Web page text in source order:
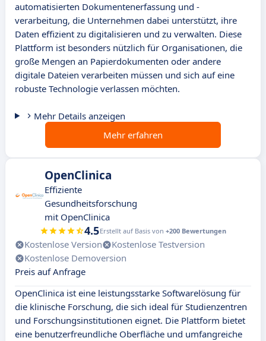
automatisierten Dokumentenerfassung und -
verarbeitung, die Unternehmen dabei unterstützt, ihre
Daten effizient zu digitalisieren und zu verwalten. Diese
Plattform ist besonders nützlich für Organisationen, die
große Mengen an Papierdokumenten oder andere
digitale Dateien verarbeiten müssen und sich auf eine
robuste Technologie verlassen möchten.
Mehr Details anzeigen
Mehr erfahren
OpenClinica
Effiziente
Gesundheitsforschung
mit OpenClinica
4.5Erstellt auf Basis von +200 Bewertungen
Kostenlose Version
Kostenlose Testversion
Kostenlose Demoversion
Preis auf Anfrage
OpenClinica ist eine leistungsstarke Softwarelösung für
die klinische Forschung, die sich ideal für Studienzentren
und Forschungsinstitutionen eignet. Die Plattform bietet
eine benutzerfreundliche Oberfläche und umfangreiche